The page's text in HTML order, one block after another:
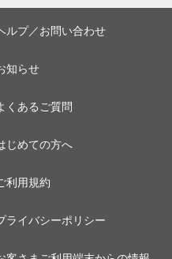
ルプ／お問い合わせ
知らせ
くあるご質問
じめての方へ
利用規約
ライバシーポリシー